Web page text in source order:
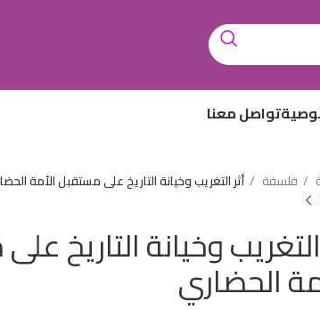
تواصل معنا
فلسفة أثر التغريب وخيانة التاريخ على مستقبل الأمة
التغريب وخيانة التاريخ
الحضاري